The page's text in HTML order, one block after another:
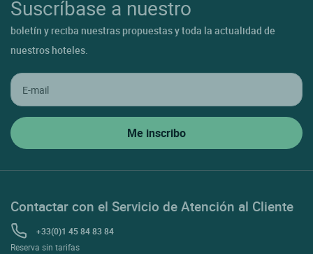
Suscríbase a nuestro
boletín y reciba nuestras propuestas y toda la actualidad de
nuestros hoteles.
Contactar con el Servicio de Atención al Cliente
+33(0)1 45 84 83 84
Reserva sin tarifas